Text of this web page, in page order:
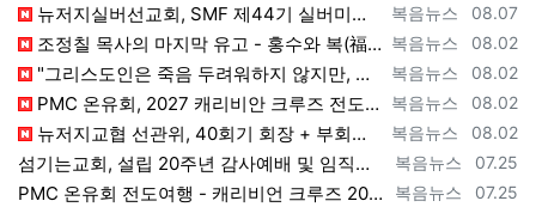
등록자
복음뉴스 등록일
08.07
뉴저지실버선교회, SMF 제44기 실버미션스쿨 수강생 모집 [2026년 8월 7일 금요일 자 뉴욕일보 기사] ==> https://www.bog…
등록자
복음뉴스 등록일
08.02
조정칠 목사의 마지막 유고 - 홍수와 복(福) 자(字) [2026년 8월 1일 토요일 자 뉴욕일보 기사] ==> https://www.bogeu…
등록자
복음뉴스 등록일
08.02
"그리스도인은 죽음 두려워하지 않지만, 살아 있는 동안 다른 사람의 유익 + 믿음의 진보 위해 살아야" [2026년 7월 31일 금요일 자 뉴욕…
등록자
복음뉴스 등록일
08.02
PMC 온유회, 2027 캐리비안 크루즈 전도여행 참가자 모집 [2026년 7월 31일 금요일 자 뉴욕일보 기사] ==> https://www.…
등록자
복음뉴스 등록일
08.02
뉴저지교협 선관위, 40회기 회장 + 부회장 등록 + 추천 절차 공고 --- 8월 28일 등록 마감, 9월 28일 선거 [2026년 7월 29일…
등록자
복음뉴스 등록일
07.25
섬기는교회, 설립 20주년 감사예배 및 임직식 --- "이제 더 힘차게 창공을 날자" [2026년 7월 25일 토요일 자 뉴욕일보 기사] ==>…
등록자
복음뉴스 등록일
07.25
PMC 온유회 전도여행 - 캐리비언 크루즈 2027 안내 ==> https://www.bogeumnews.com/gnu54/bbs/board.p…